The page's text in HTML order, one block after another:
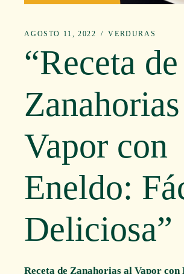
AGOSTO 11, 2022 VERDURAS
“Receta de
Vapor con
Eneldo:
Deliciosa”
Receta de Zanahorias al Vapor con